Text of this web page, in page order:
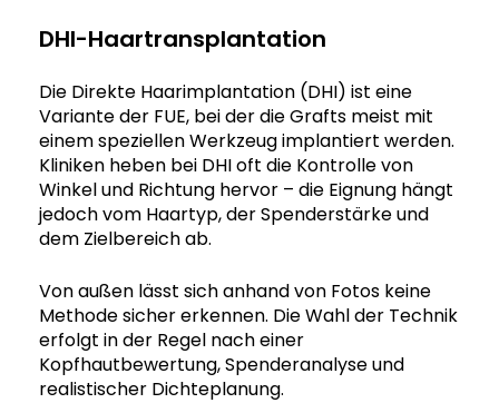
DHI-Haartransplantation
Die Direkte Haarimplantation (DHI) ist eine
Variante der FUE, bei der die Grafts meist mit
einem speziellen Werkzeug implantiert werden.
Kliniken heben bei DHI oft die Kontrolle von
Winkel und Richtung hervor – die Eignung hängt
jedoch vom Haartyp, der Spenderstärke und
dem Zielbereich ab.
Von außen lässt sich anhand von Fotos keine
Methode sicher erkennen. Die Wahl der Technik
erfolgt in der Regel nach einer
Kopfhautbewertung, Spenderanalyse und
realistischer Dichteplanung.